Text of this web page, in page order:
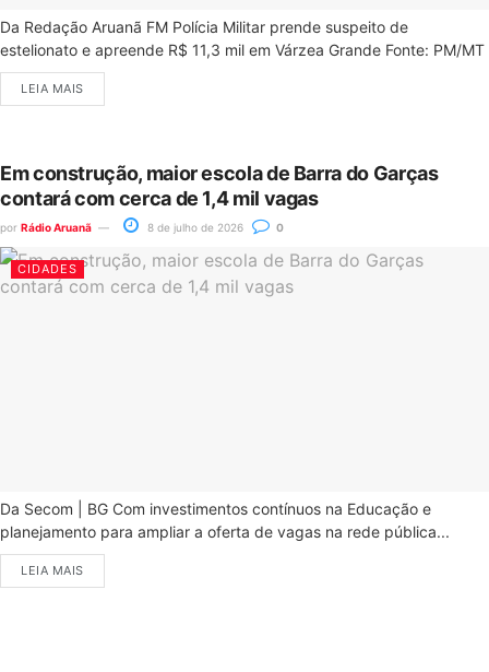
Da Redação Aruanã FM Polícia Militar prende suspeito de
estelionato e apreende R$ 11,3 mil em Várzea Grande Fonte: PM/MT
LEIA MAIS
Em construção, maior escola de Barra do Garças
contará com cerca de 1,4 mil vagas
por Rádio Aruanã 8 de julho de 2026 0
CIDADES
Da Secom | BG Com investimentos contínuos na Educação e
planejamento para ampliar a oferta de vagas na rede pública...
LEIA MAIS